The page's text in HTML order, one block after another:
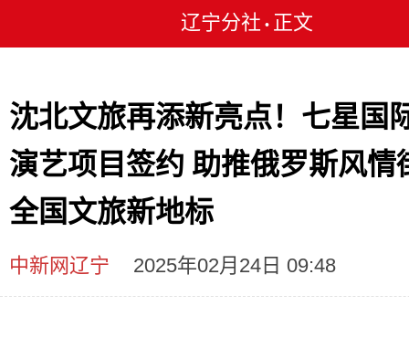
辽宁分社 • 正文
沈北文旅再添新亮点！七星国
演艺项目签约 助推俄罗斯风情
全国文旅新地标
中新网辽宁 2025年02月24日 09:48